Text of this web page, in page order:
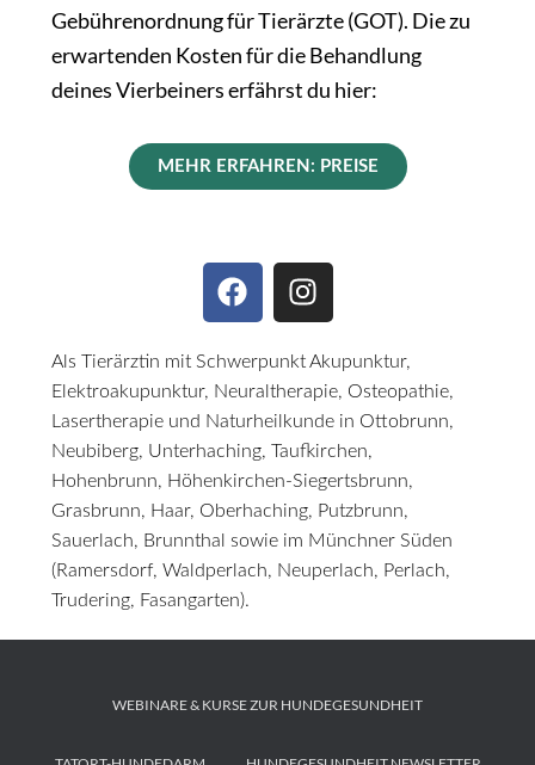
Gebührenordnung für Tierärzte (GOT). Die zu
erwartenden Kosten für die Behandlung
deines Vierbeiners erfährst du hier:
MEHR ERFAHREN: PREISE
Als Tierärztin mit Schwerpunkt Akupunktur,
Elektroakupunktur, Neuraltherapie, Osteopathie,
Lasertherapie und Naturheilkunde in Ottobrunn,
Neubiberg, Unterhaching, Taufkirchen,
Hohenbrunn, Höhenkirchen-Siegertsbrunn,
Grasbrunn, Haar, Oberhaching, Putzbrunn,
Sauerlach, Brunnthal sowie im Münchner Süden
(Ramersdorf, Waldperlach, Neuperlach, Perlach,
Trudering, Fasangarten).
WEBINARE & KURSE ZUR HUNDEGESUNDHEIT